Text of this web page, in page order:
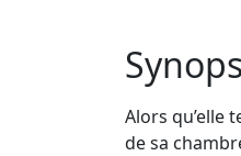
Alors qu’elle
de sa